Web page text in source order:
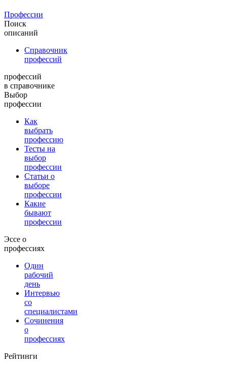
Профессии
Поиск
описаний
Справочник
профессий
профессий
в справочнике
Выбор
профессии
Как
выбрать
профессию
Тесты на
выбор
профессии
Статьи о
выборе
профессии
Какие
бывают
профессии
Эссе о
профессиях
Один
рабочий
день
Интервью
со
специалистами
Сочинения
о
профессиях
Рейтинги